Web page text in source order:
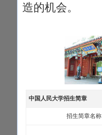
造的机会。
中国人民大学招生简章
招生简章名称